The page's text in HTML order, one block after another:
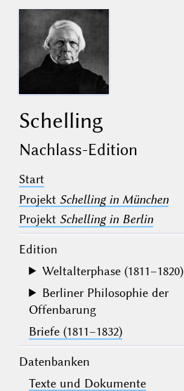
Schelling
Nachlass-Edition
Start
Projekt Schelling in München
Projekt Schelling in Berlin
Edition
Weltalterphase (1811–1820)
Berliner Philosophie der
Offenbarung
Briefe (1811–1832)
Datenbanken
Texte und Dokumente